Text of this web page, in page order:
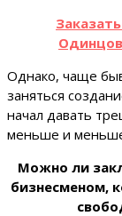
Однако, чаще
заняться
начал давать
меньше и
Можно ли
бизнесменом,